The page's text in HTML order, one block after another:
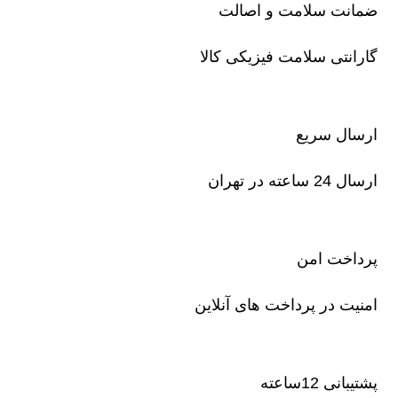
ضمانت سلامت و اصالت
گارانتی سلامت فیزیکی کالا
ارسال سریع
ارسال 24 ساعته در تهران
پرداخت امن
امنیت در پرداخت های آنلاین
پشتیبانی 12ساعته